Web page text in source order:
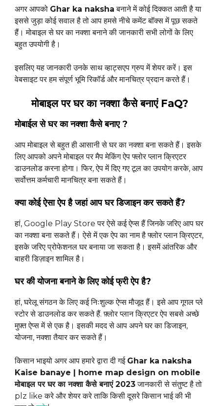
अगर आपको Ghar ka naksha बनाने में कोई दिक्कत आती है या
इससे जुड़ा कोई सवाल है तो आप हमसे नीचे कमेंट बॉक्स में पूछ सकते
हैं। मोबाइल से घर का नक्शा बनाने की जानकारी सभी लोगों के लिए
बहुत उपयोगी है।
इसलिए यह जानकारी उनके साथ व्हाट्सएप ग्रुप में शेयर करें। इस
वेबसाइट पर हम संपूर्ण भूमि रिकॉर्ड और मानचित्र प्रदान करते हैं।
मोबाइल पर घर का नक्शा कैसे बनाएं FaQ?
मोबाईल से घर का नक्शा कैसे बनाए ?
आप मोबाइल से बहुत ही आसानी से घर का नक्शा बना सकते हैं। इसके
लिए आपको अपने मोबाइल पर मैप मेकिंग ऐप फ्लोर प्लान क्रिएटर
डाउनलोड करना होगा। फिर, ऐप में दिए गए टूल का उपयोग करके, आप
सर्वोत्तम कर्मचारी मानचित्र बना सकते हैं।
क्या कोई ऐसा ऐप है जहां आप घर डिजाइन कर सकते हैं?
हां, Google Play Store पर ऐसे कई ऐप्स हैं जिनके जरिए आप घर
का नक्शा बना सकते हैं। ऐसे में एक ऐप का नाम है फ्लोर प्लान क्रिएटर,
इसके जरिए प्रोफेशनल घर बनाया जा सकता है। इसमें आंतरिक और
बाहरी डिज़ाइन शामिल है।
घर की योजना बनाने के लिए कोई फ्री ऐप है?
हां, घरेलू संगठन के लिए कई निःशुल्क ऐप्स मौजूद हैं। इसे आप गूगल प्ले
स्टोर से डाउनलोड कर सकते हैं. फ़्लोर प्लान क्रिएटर ऐप सबसे अच्छे
मुफ़्त ऐप्स में से एक है। इसकी मदद से आप अपने घर का डिजाइन,
योजना, नक्शा तैयार कर सकते हैं।
किसान भाइयो अगर आप हमारे द्वारा दी गई Ghar ka naksha
Kaise banaye | home map design on mobile
मोबाइल पर घर का नक्शा कैसे बनाएं 2023जानकारी से संतुष्ट है तो
plz like करे और शेयर करे ताकि किसी दूसरे किसान भाई की भी